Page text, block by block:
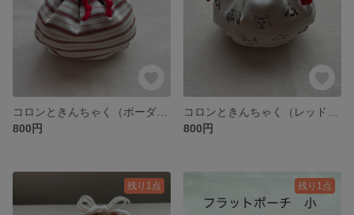
800円
800円
残り1点 残り1点